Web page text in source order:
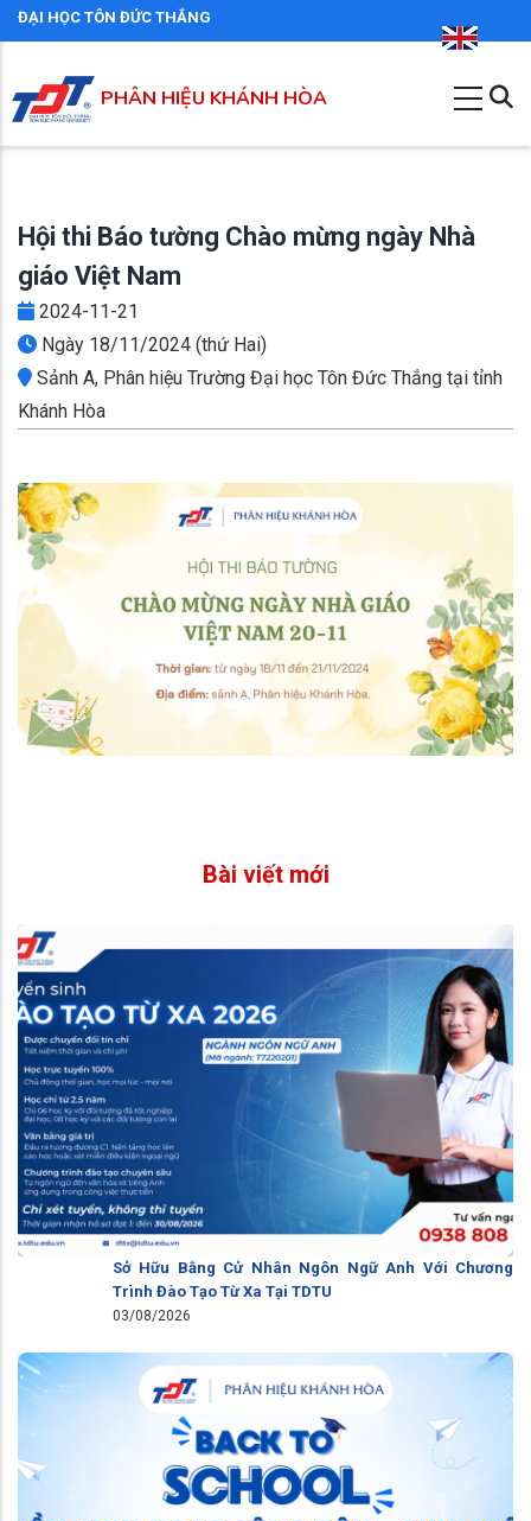
Nhảy
đến
dung
ĐẠI HỌC TÔN ĐỨC THẮNG
PHÂN HIỆU KHÁNH HÒA
Hội thi Báo tường Chào mừng ngày Nhà
giáo Việt Nam
2024-11-21
Ngày 18/11/2024 (thứ Hai)
Sảnh A, Phân hiệu Trường Đại học Tôn Đức Thắng tại tỉnh
Khánh Hòa
Bài viết mới
Sở Hữu Bằng Cử Nhân Ngôn Ngữ Anh Với Chương
Trình Đào Tạo Từ Xa Tại TDTU
03/08/2026